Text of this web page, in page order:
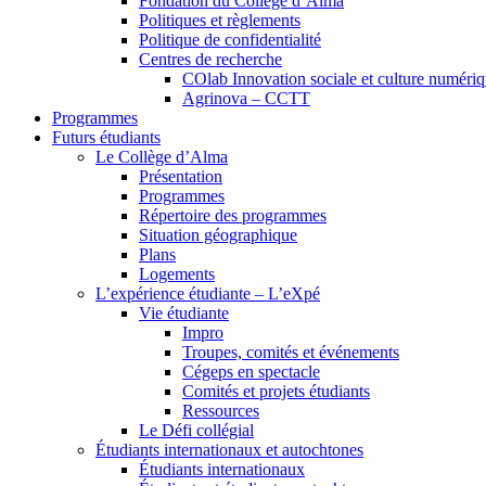
Politiques et règlements
Politique de confidentialité
Centres de recherche
COlab Innovation sociale et culture
Agrinova – CCTT
Programmes
Futurs étudiants
Le Collège d’Alma
Présentation
Programmes
Répertoire des programmes
Situation géographique
Plans
Logements
L’expérience étudiante – L’eXpé
Vie étudiante
Impro
Troupes, comités et événements
Cégeps en spectacle
Comités et projets étudiants
Ressources
Le Défi collégial
Étudiants internationaux et autochtones
Étudiants internationaux